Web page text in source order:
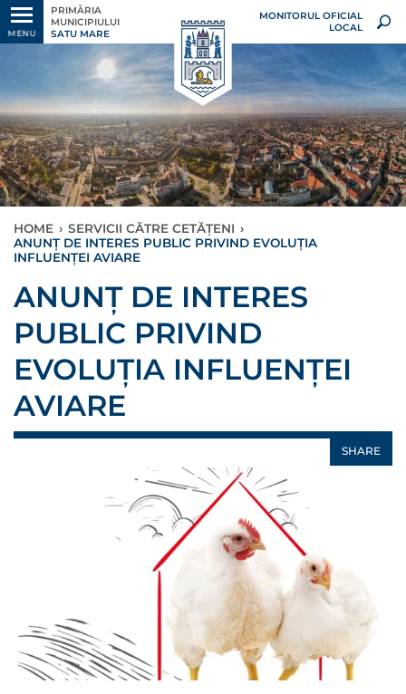
MENU
PRIMĂRIA
MUNICIPIULUI
SATU MARE
MONITORUL OFICIAL
LOCAL
HOME › SERVICII CĂTRE CETĂȚENI ›
ANUNȚ DE INTERES PUBLIC PRIVIND EVOLUȚIA
INFLUENȚEI AVIARE
ANUNȚ DE INTERES
PUBLIC PRIVIND
EVOLUȚIA INFLUENȚEI
AVIARE
SHARE